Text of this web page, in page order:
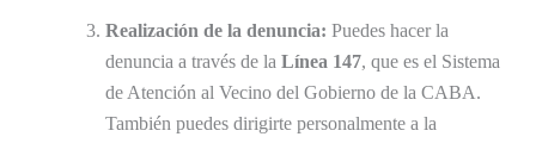
Realización de la denuncia: Puedes hacer la
denuncia a través de la Línea 147, que es el Sistema
de Atención al Vecino del Gobierno de la CABA.
También puedes dirigirte personalmente a la